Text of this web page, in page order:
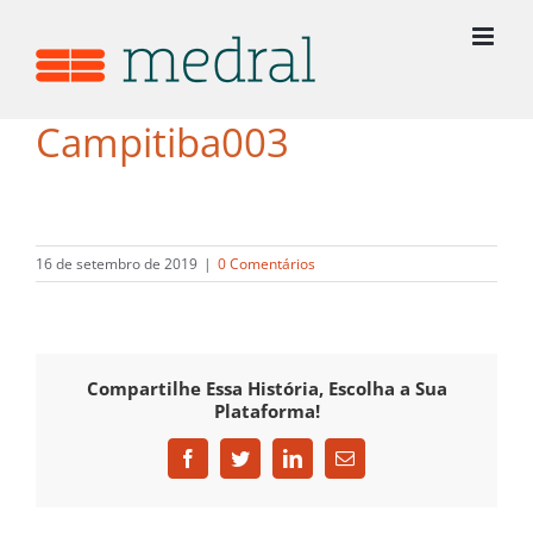
Campitiba003
16 de setembro de 2019 | 0 Comentários
Compartilhe Essa História, Escolha a Sua
Plataforma!
FacebookTwitterLinkedIn
E-
mail